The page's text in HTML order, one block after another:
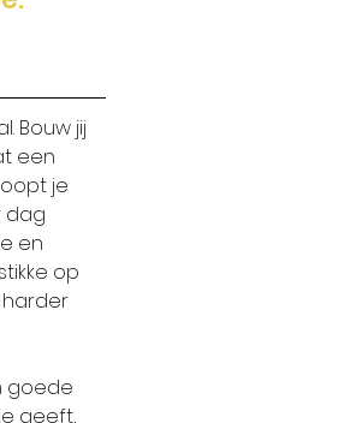
Bouw jij
een
je
dag
en
op
harder
goede
geeft,